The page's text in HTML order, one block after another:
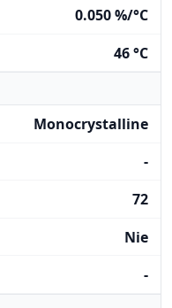
0.050 %/°C
46 °C
Monocrystalline
-
72
Nie
-